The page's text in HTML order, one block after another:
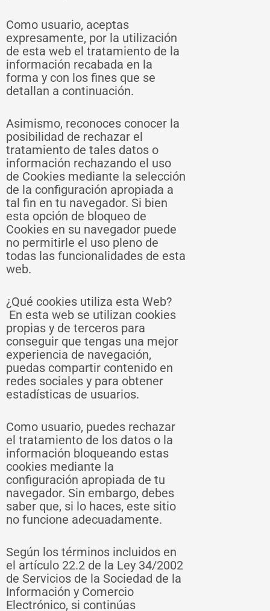
Como usuario, aceptas
expresamente, por la utilización
de esta web el tratamiento de la
información recabada en la
forma y con los fines que se
detallan a continuación.
Asimismo, reconoces conocer la
posibilidad de rechazar el
tratamiento de tales datos o
información rechazando el uso
de Cookies mediante la selección
de la configuración apropiada a
tal fin en tu navegador. Si bien
esta opción de bloqueo de
Cookies en su navegador puede
no permitirle el uso pleno de
todas las funcionalidades de esta
web.
¿Qué cookies utiliza esta Web?
En esta web se utilizan cookies
propias y de terceros para
conseguir que tengas una mejor
experiencia de navegación,
puedas compartir contenido en
redes sociales y para obtener
estadísticas de usuarios.
Como usuario, puedes rechazar
el tratamiento de los datos o la
información bloqueando estas
cookies mediante la
configuración apropiada de tu
navegador. Sin embargo, debes
saber que, si lo haces, este sitio
no funcione adecuadamente.
Según los términos incluidos en
el artículo 22.2 de la Ley 34/2002
de Servicios de la Sociedad de la
Información y Comercio
Electrónico, si continúas